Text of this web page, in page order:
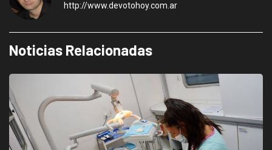
http://www.devotohoy.com.ar
Noticias Relacionadas